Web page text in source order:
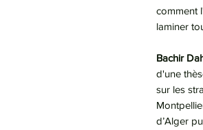
comment
laminer
Bachir
d'une
sur les
d’Alger